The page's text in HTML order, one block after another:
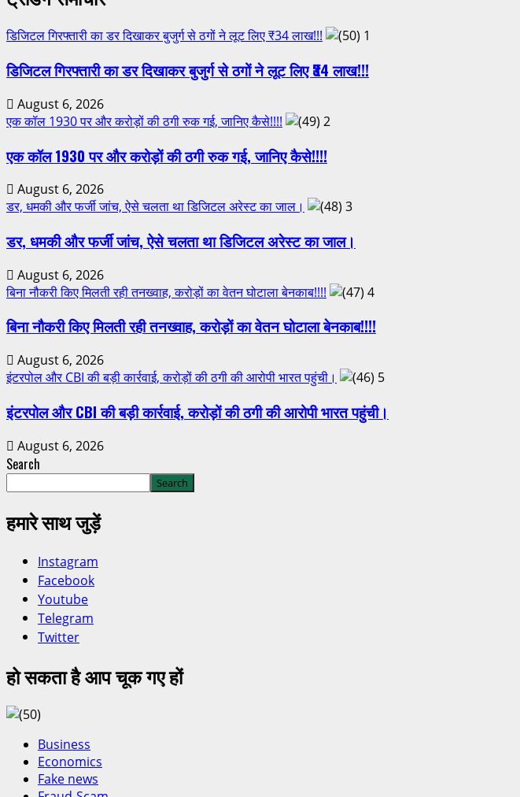
डिजिटल गिरफ्तारी का डर दिखाकर बुजुर्ग से ठगों ने लूट लिए ₹34 लाख!!! 1
डिजिटल गिरफ्तारी का डर दिखाकर बुजुर्ग से ठगों ने लूट लिए ₹34 लाख!!!
August 6, 2026
एक कॉल 1930 पर और करोड़ों की ठगी रुक गई, जानिए कैसे!!!!
2
एक कॉल 1930 पर और करोड़ों की ठगी रुक गई, जानिए कैसे!!!!
August 6, 2026
डर, धमकी और फर्जी जांच, ऐसे चलता था डिजिटल अरेस्ट का जाल।
3
डर, धमकी और फर्जी जांच, ऐसे चलता था डिजिटल अरेस्ट का जाल।
August 6, 2026
बिना नौकरी किए मिलती रही तनख्वाह, करोड़ों का वेतन घोटाला बेनकाब!!!!
4
बिना नौकरी किए मिलती रही तनख्वाह, करोड़ों का वेतन घोटाला बेनकाब!!!!
August 6, 2026
इंटरपोल और CBI की बड़ी कार्रवाई, करोड़ों की ठगी की आरोपी भारत पहुंची।
5
इंटरपोल और CBI की बड़ी कार्रवाई, करोड़ों की ठगी की आरोपी भारत पहुंची।
August 6, 2026
Search
Search
हमारे साथ जुड़ें
Instagram
Facebook
Youtube
Telegram
Twitter
हो सकता है आप चूक गए हों
Business
Economics
Fake news